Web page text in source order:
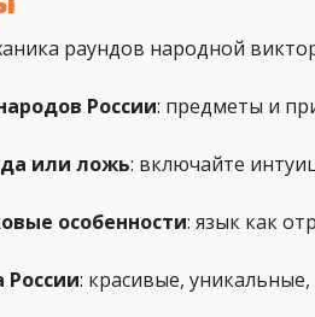
раундов народной
России: предметы и
или ложь: включайте
особенности: язык как
России: красивые,